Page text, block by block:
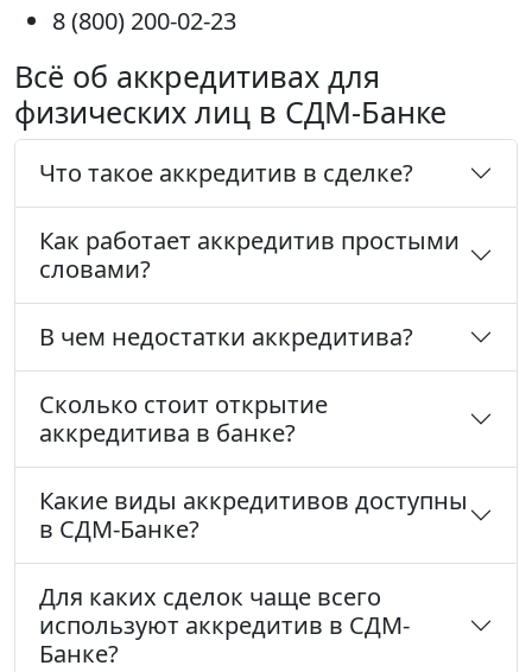
8 (800) 200-02-23
Всё об аккредитивах для
физических лиц в СДМ-Банке
Что такое аккредитив в сделке?
Как работает аккредитив простыми
словами?
В чем недостатки аккредитива?
Сколько стоит открытие
аккредитива в банке?
Какие виды аккредитивов доступны
в СДМ-Банке?
Для каких сделок чаще всего
используют аккредитив в СДМ-
Банке?